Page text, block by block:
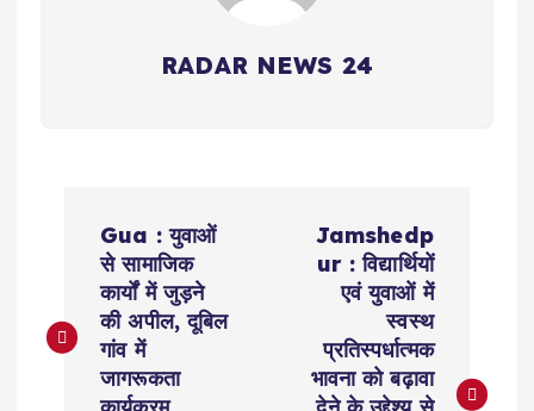
RADAR NEWS 24
s
Gua : युवाओं
से सामाजिक
कार्यों में जुड़ने
की अपील, दूबिल
गांव में
जागरूकता
Jamshedp
ur : विद्यार्थियों
एवं युवाओं में
स्वस्थ
प्रतिस्पर्धात्मक
भावना को बढ़ावा